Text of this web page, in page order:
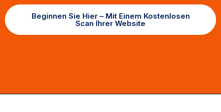
Beginnen Sie Hier – Mit Einem Kostenlosen
Scan Ihrer Website